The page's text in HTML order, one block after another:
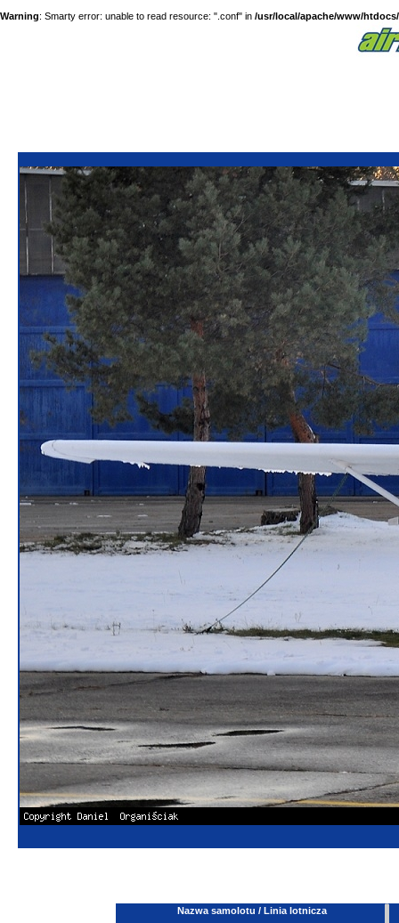
Warning: Smarty error: unable to read resource: ".conf" in /usr/local/apache/www/
Nazwa samolotu / Linia lotnicza